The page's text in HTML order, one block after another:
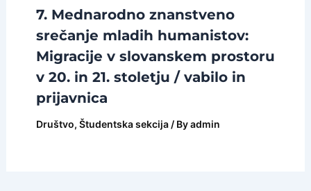
7. Mednarodno znanstveno
srečanje mladih humanistov:
Migracije v slovanskem prostoru
v 20. in 21. stoletju / vabilo in
prijavnica
Društvo, Študentska sekcija/ Byadmin